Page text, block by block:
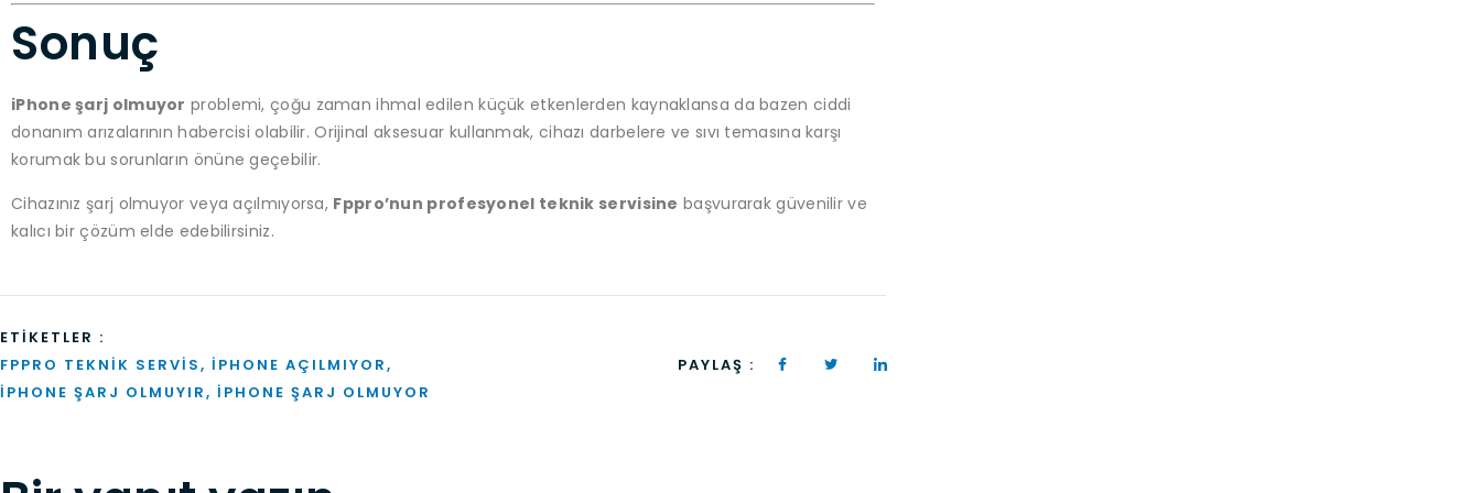
Sonuç
iPhone şarj olmuyor problemi, çoğu zaman ihmal edilen küçük etkenlerden kaynaklansa da bazen ciddi
donanım arızalarının habercisi olabilir. Orijinal aksesuar kullanmak, cihazı darbelere ve sıvı temasına karşı
korumak bu sorunların önüne geçebilir.
Cihazınız şarj olmuyor veya açılmıyorsa, Fppro’nun profesyonel teknik servisine başvurarak güvenilir ve
kalıcı bir çözüm elde edebilirsiniz.
ETIKETLER :
FPPRO TEKNIK SERVIS, IPHONE AÇILMIYOR,
IPHONE ŞARJ OLMUYIR, IPHONE ŞARJ OLMUYOR
PAYLAŞ :